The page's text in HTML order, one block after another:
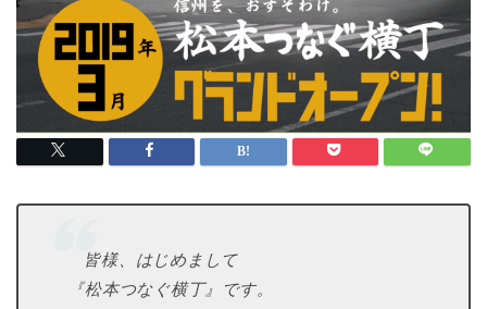
皆様、はじめまして
『松本つなぐ横丁』です。